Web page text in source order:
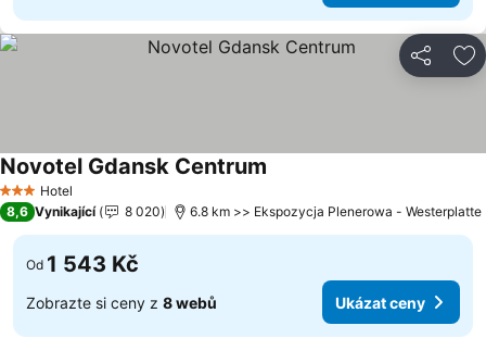
Sdílet
3 Počet hvězdiček
Hotel
Novotel Gdansk Centrum
8,6 Vynikající 8 020 6.8 km >> Ekspozycja Plenerowa - Westerplatte
Od 1 543 Kč
Zobrazte si ceny z 8 webů Ukázat ceny